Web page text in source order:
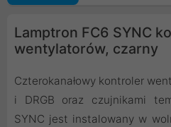
Lamptron FC6 SYNC
wentylatorów, czarny
Czterokanałowy kontroler
i DRGB oraz czujnikami
SYNC jest instalowany w